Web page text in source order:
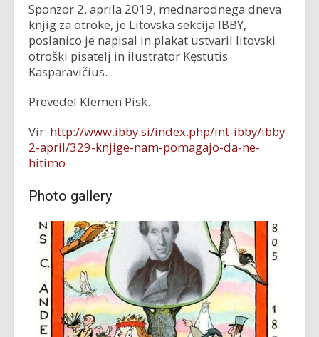
Sponzor 2. aprila 2019, mednarodnega dneva
knjig za otroke, je Litovska sekcija IBBY,
poslanico je napisal in plakat ustvaril litovski
otroški pisatelj in ilustrator Kęstutis
Kasparavičius.
Prevedel Klemen Pisk.
Vir: http://www.ibby.si/index.php/int-ibby/ibby-
2-april/329-knjige-nam-pomagajo-da-ne-
hitimo
Photo gallery